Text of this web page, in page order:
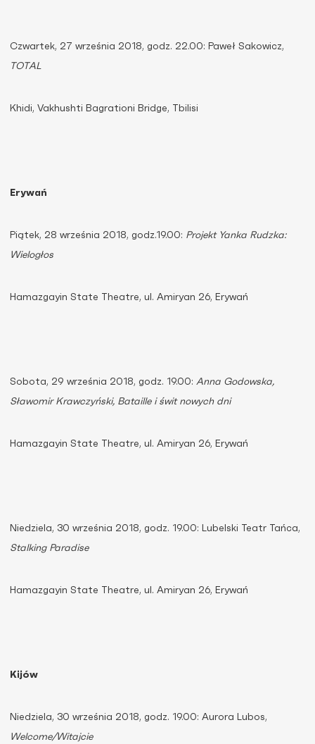
Czwartek, 27 września 2018, godz. 22.00: Paweł Sakowicz,
TOTAL
Khidi, Vakhushti Bagrationi Bridge, Tbilisi
Erywań
Piątek, 28 września 2018, godz.19.00: Projekt Yanka Rudzka:
Wielogłos
Hamazgayin State Theatre, ul. Amiryan 26, Erywań
Sobota, 29 września 2018, godz. 19.00: Anna Godowska,
Sławomir Krawczyński, Bataille i świt nowych dni
Hamazgayin State Theatre, ul. Amiryan 26, Erywań
Niedziela, 30 września 2018, godz. 19.00: Lubelski Teatr Tańca,
Stalking Paradise
Hamazgayin State Theatre, ul. Amiryan 26, Erywań
Kijów
Niedziela, 30 września 2018, godz. 19.00: Aurora Lubos,
Welcome/Witajcie